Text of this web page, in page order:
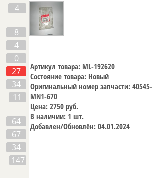
4
8
4
0
27
34
11
64
67
34
147
Артикул товара: ML-192620
Состояние товара: Новый
Оригинальный номер запчасти: 40545-
MN1-670
Цена: 2750 руб.
В наличии: 1 шт.
Добавлен/Обновлён: 04.01.2024